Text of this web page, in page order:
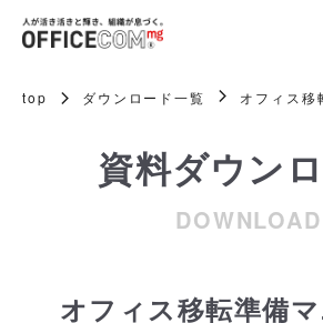
top ダウンロード一覧 オフィス移
資料ダウン
DOWNLOAD
オフィス移転準備